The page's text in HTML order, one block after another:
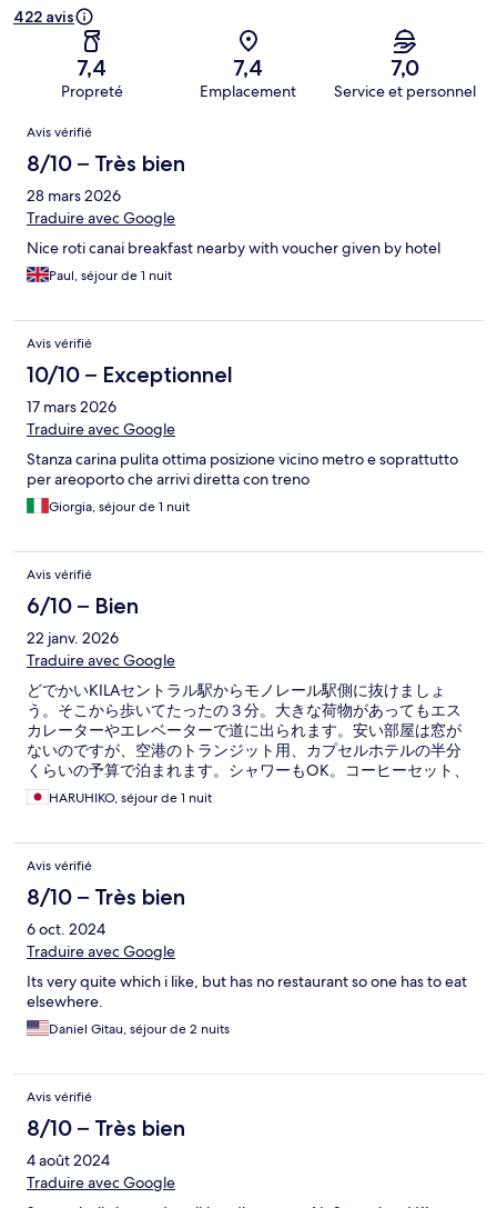
422 avis
7,4
Propreté
7,4
Emplacement
7,0
Service et personnel
Avis
Avis vérifié
8/10 – Très bien
28 mars 2026
Traduire avec Google
Nice roti canai breakfast nearby with voucher given by hotel
Paul, séjour de 1 nuit
Avis vérifié
10/10 – Exceptionnel
17 mars 2026
Traduire avec Google
Stanza carina pulita ottima posizione vicino metro e soprattutto
per areoporto che arrivi diretta con treno
Giorgia, séjour de 1 nuit
Avis vérifié
6/10 – Bien
22 janv. 2026
Traduire avec Google
どでかいKILAセントラル駅からモノレール駅側に抜けましょ
う。そこから歩いてたったの３分。大きな荷物があってもエス
カレーターやエレベーターで道に出られます。安い部屋は窓が
ないのですが、空港のトランジット用、カプセルホテルの半分
くらいの予算で泊まれます。シャワーもOK。コーヒーセット、
湯沸かし器あり。隣は２４時間営業の激ウマレストラン。空港
まで１５リンギでいける空港バスは２４時間あり、そこまでも
こです。
HARUHIKO, séjour de 1 nuit
Avis vérifié
8/10 – Très bien
6 oct. 2024
Traduire avec Google
Its very quite which i like, but has no restaurant so one has to eat
elsewhere.
Daniel Gitau, séjour de 2 nuits
Avis vérifié
8/10 – Très bien
4 août 2024
Traduire avec Google